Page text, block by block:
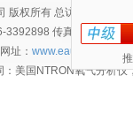
版权所有 总访问量：
3392898 传真：0756-
网址： www.eautec.cn
技术
：美国NTRON氧气分析